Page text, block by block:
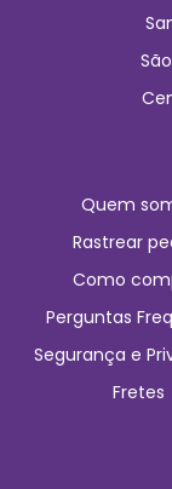
Quem
Rastrear
Como
Perguntas
Segurança e
Fretes